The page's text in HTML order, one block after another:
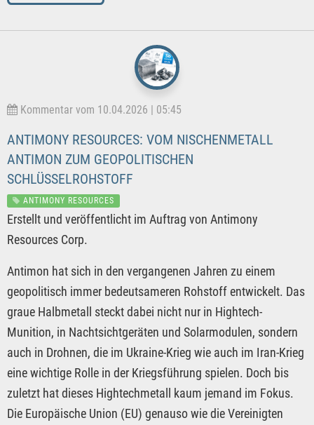
Kommentar vom 10.04.2026 | 05:45
ANTIMONY RESOURCES: VOM NISCHENMETALL
ANTIMON ZUM GEOPOLITISCHEN
SCHLÜSSELROHSTOFF
ANTIMONY RESOURCES
Erstellt und veröffentlicht im Auftrag von Antimony
Resources Corp.
Antimon hat sich in den vergangenen Jahren zu einem
geopolitisch immer bedeutsameren Rohstoff entwickelt. Das
graue Halbmetall steckt dabei nicht nur in Hightech-
Munition, in Nachtsichtgeräten und Solarmodulen, sondern
auch in Drohnen, die im Ukraine-Krieg wie auch im Iran-Krieg
eine wichtige Rolle in der Kriegsführung spielen. Doch bis
zuletzt hat dieses Hightechmetall kaum jemand im Fokus.
Die Europäische Union (EU) genauso wie die Vereinigten